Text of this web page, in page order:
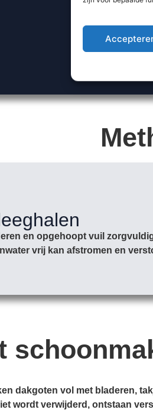
en opgehoopt vuil
vrij kan afstromen en
dakgoten vol met bladeren,
wordt verwijderd, ontstaan